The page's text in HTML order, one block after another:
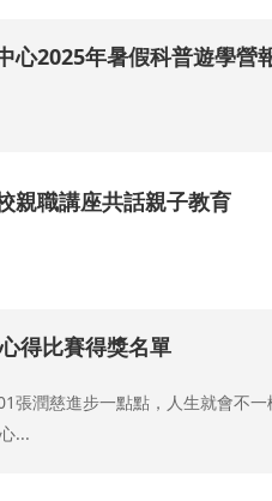
心2025年暑假科普遊學營
親職講座共話親子教育
得比賽得獎名單
張潤慈進步一點點，人生就會不
...